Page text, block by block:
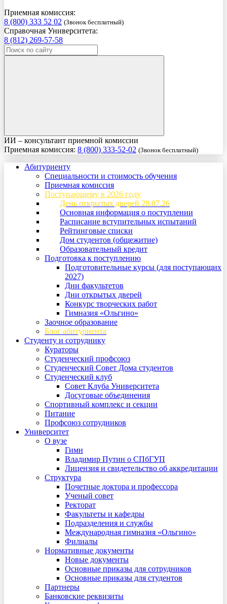
Приемная комиссия:
8 (800) 333 52 02 (Звонок бесплатный)
Справочная Университета:
8 (812) 269-57-58
ИИ – консультант приемной комиссии
Приемная комиссия: 8 (800) 333-52-02 (Звонок бесплатный)
Абитуриенту
Специальности и стоимость обучения
Приемная комиссия
Поступающему в 2026 году
День открытых дверей 28.07.26
Основная информация о поступлении
Расписание вступительных испытаний
Рейтинговые списки
Дом студентов (общежитие)
Образовательный кредит
Подготовка к поступлению
Подготовительные курсы (для поступающих
2027)
Дни факультетов
Дни открытых дверей
Конкурс творческих работ
Гимназия «Ольгино»
Заочное образование
Блог абитуриента
Студенту и сотруднику
Кураторы
Студенческий профсоюз
Студенческий Совет Дома студентов
Студенческий клуб
Совет Клуба Университета
Досуговые объединения
Спортивный комплекс и секции
Питание
Профсоюз сотрудников
Университет
О вузе
Гимн
Владимир Путин о СПбГУП
Лицензия и свидетельство об аккредитации
Структура
Почетные доктора и профессора
Ученый совет
Ректорат
Факультеты и кафедры
Подразделения и службы
Международная гимназия «Ольгино»
Филиалы
Нормативные документы
Новые документы
Основные приказы для сотрудников
Основные приказы для студентов
Партнеры
Банковские реквизиты